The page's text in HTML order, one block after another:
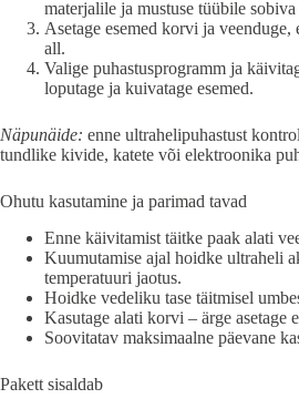
materjalile ja mustuse tüübile
Asetage esemed korvi ja
all.
Valige puhastusprogramm ja
loputage ja kuivatage esemed.
Näpunäide: enne ultrahelipuhastust
tundlike kivide, katete või elektroonika
Ohutu kasutamine ja parimad tavad
Enne käivitamist täitke paak alati
Kuumutamise ajal hoidke ultraheli
temperatuuri jaotus.
Hoidke vedeliku tase täitmisel
Kasutage alati korvi – ärge asetage
Soovitatav maksimaalne päevane
Pakett sisaldab